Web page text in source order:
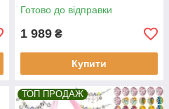
Готово до відправки
1 989 ₴
Купити
ТОП ПРОДАЖ